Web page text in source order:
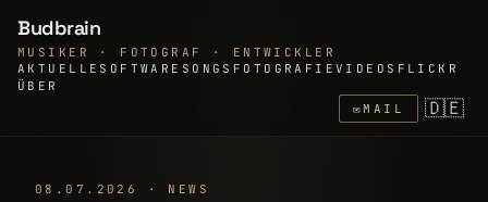
Budbrain
MUSIKER · FOTOGRAF · ENTWICKLER
AKTUELLE SOFTWARE SONGS FOTOGRAFIEVIDEOS FLICKR
ÜBER
✉MAIL 🇩🇪
08.07.2026 · NEWS